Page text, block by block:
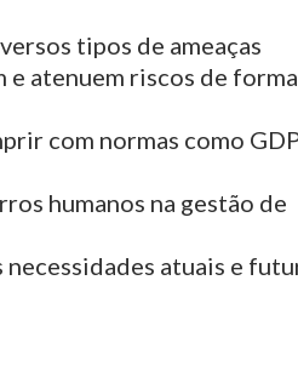
tipos de ameaças
atenuem riscos de forma
com normas como
humanos na gestão de
atuais e